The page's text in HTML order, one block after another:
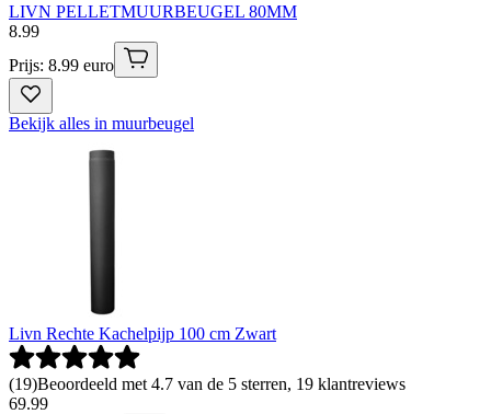
LIVN PELLETMUURBEUGEL 80MM
8.99
Prijs: 8.99 euro
Bekijk alles in muurbeugel
Livn Rechte Kachelpijp 100 cm Zwart
(19)Beoordeeld met 4.7 van de 5 sterren, 19 klantreviews
69.99